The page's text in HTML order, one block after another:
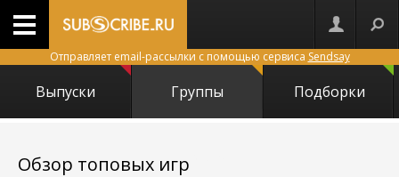
Отправляет email-рассылки с помощью сервиса Sendsay
Выпуски Группы Подборки
Обзор топовых игр